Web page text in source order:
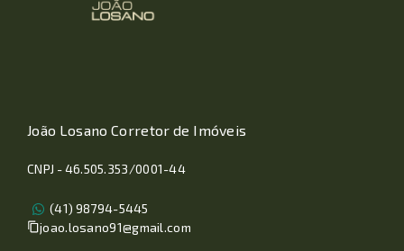
João Losano Corretor de Imóveis
CNPJ - 46.505.353/0001-44
(41) 98794-5445
joao.losano91@gmail.com